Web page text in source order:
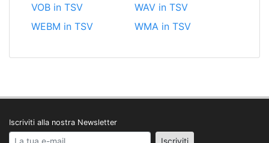
VOB in TSV
WAV in TSV
WEBM in TSV
WMA in TSV
Iscriviti alla nostra Newsletter
Your email address Iscriviti